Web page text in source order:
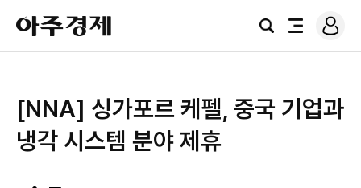
아
주
경
검
전
로
그
[NNA] 싱가포르 케펠, 중국 기업과
냉각 시스템 분야 제휴